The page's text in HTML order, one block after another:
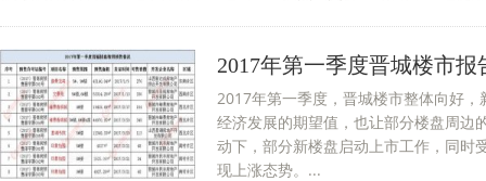
2017年第一季度晋城楼市报
2017年第一季度，晋城楼市整体向好
经济发展的期望值，也让部分楼盘周边
动下，部分新楼盘启动上市工作，同时
现上涨态势。...